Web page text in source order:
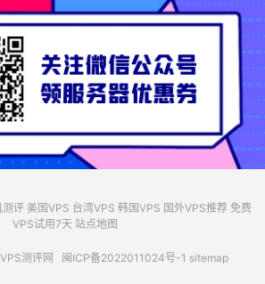
测评 美国VPS 台湾VPS 韩国VPS 国外VPS推荐 免费
VPS试用7天 站点地图
测评网 闽ICP备2022011024号-1 sitemap